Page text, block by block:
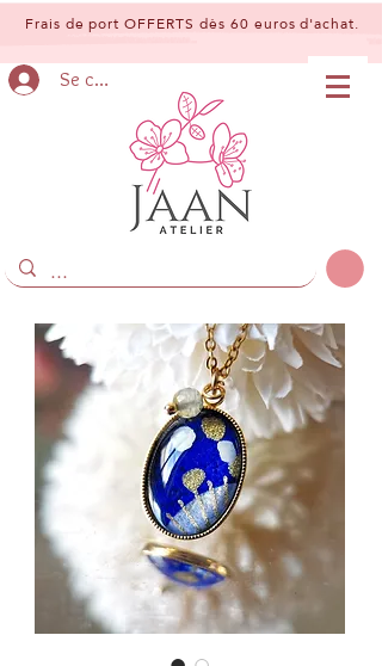
Frais de port OFFERTS dès 60 euros d'achat.
Se connecter